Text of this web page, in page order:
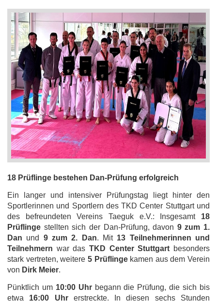
18 Prüflinge bestehen Dan-Prüfung erfolgreich
Ein langer und intensiver Prüfungstag liegt hinter den
Sportlerinnen und Sportlern des TKD Center Stuttgart und
des befreundeten Vereins Taeguk e.V.: Insgesamt 18
Prüflinge stellten sich der Dan-Prüfung, davon 9 zum 1.
Dan und 9 zum 2. Dan. Mit 13 Teilnehmerinnen und
Teilnehmern war das TKD Center Stuttgart besonders
stark vertreten, weitere 5 Prüflingekamen aus dem Verein
von Dirk Meier.
Pünktlich um 10:00 Uhrbegann die Prüfung, die sich bis
etwa 16:00 Uhrerstreckte. In diesen sechs Stunden